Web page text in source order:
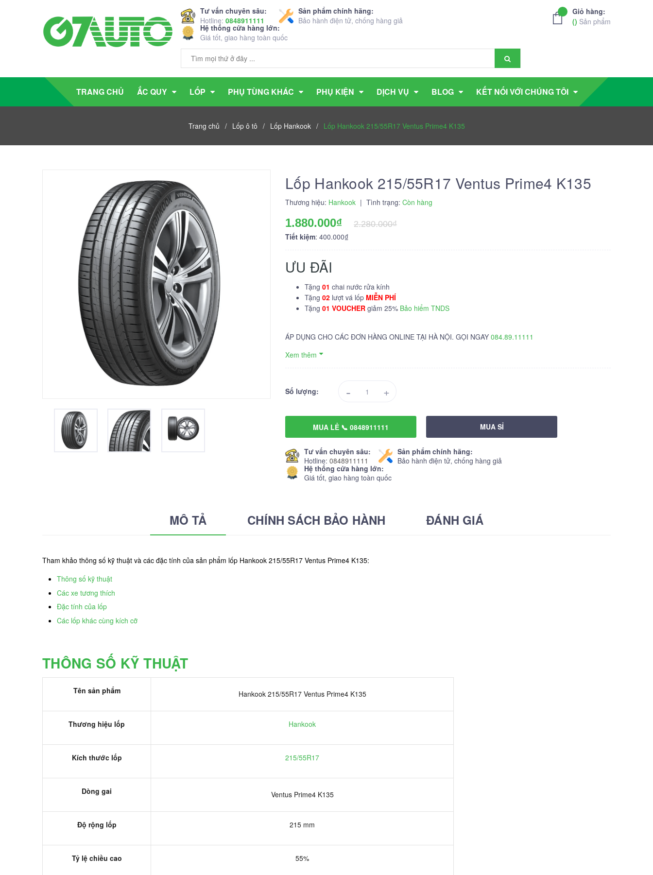
Tư vấn chuyên sâu:
Hotline: 0848911111
Sản phẩm chính hãng:
Bảo hành điện tử, chống hàng giả
Hệ thống cửa hàng lớn:
Giá tốt, giao hàng toàn quốc
Giỏ hàng:
() Sản phẩm
TRANG CHỦ ẮC QUY LỐP PHỤ TÙNG KHÁC PHỤ KIỆN DỊCH VỤ BLOG KẾT NỐI VỚI CHÚNG TÔI
Trang chủ / Lốp ô tô / Lốp Hankook / Lốp Hankook 215/55R17 Ventus Prime4 K135
Lốp Hankook 215/55R17 Ventus Prime4 K135
Thương hiệu: Hankook | Tình trạng: Còn hàng
1.880.000₫
2.280.000₫
Tiết kiệm: 400.000₫
ƯU ĐÃI
Tặng 01 chai nước rửa kính
Tặng 02 lượt vá lốp MIỄN PHÍ
Tặng 01 VOUCHER giảm 25% Bảo hiểm TNDS
ÁP DỤNG CHO CÁC ĐƠN HÀNG ONLINE TẠI HÀ NỘI. GỌI NGAY 084.89.11111
Xem thêm
Số lượng: - +
MUA LẺ 📞 0848911111 MUA SỈ
Tư vấn chuyên sâu:
Hotline: 0848911111
Sản phẩm chính hãng:
Bảo hành điện tử, chống hàng giả
Hệ thống cửa hàng lớn:
Giá tốt, giao hàng toàn quốc
MÔ TẢ CHÍNH SÁCH BẢO HÀNH ĐÁNH GIÁ
Tham khảo thông số kỹ thuật và các đặc tính của sản phẩm lốp Hankook 215/55R17 Ventus Prime4 K135:
Thông số kỹ thuật
Các xe tương thích
Đặc tính của lốp
Các lốp khác cùng kích cỡ
THÔNG SỐ KỸ THUẬT
Tên sản phẩm Hankook 215/55R17 Ventus Prime4 K135
Thương hiệu lốp Hankook
Kích thước lốp 215/55R17
Dòng gai Ventus Prime4 K135
Độ rộng lốp 215 mm
Tỷ lệ chiều cao 55%